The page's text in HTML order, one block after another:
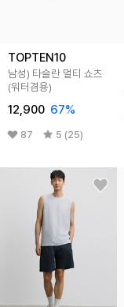
TOPTEN10
남성) 타슬란 멀티 쇼츠
(워터겸용)
12,900 67%
87 5 (25)